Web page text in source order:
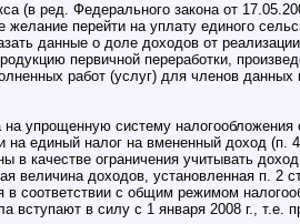
(в ред. Федерального закона от
перейти на уплату единого
данные о доле доходов от
первичной переработки,
работ (услуг) для членов
упрощенную систему
на единый налог на вмененный доход
в качестве ограничения учитывать
величина доходов, установленная п. 2
в соответствии с общим режимом
вступают в силу с 1 января 2008 г.,